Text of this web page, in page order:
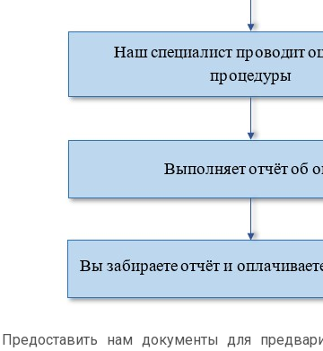
Предоставить нам документы для